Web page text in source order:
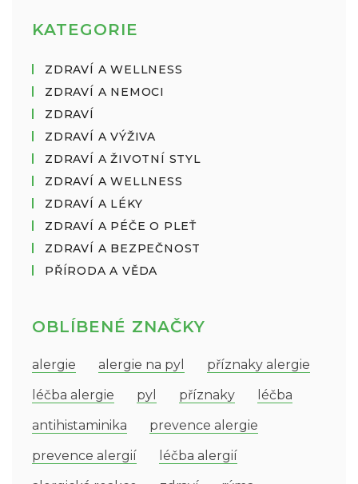
KATEGORIE
ZDRAVÍ A WELLNESS
ZDRAVÍ A NEMOCI
ZDRAVÍ
ZDRAVÍ A VÝŽIVA
ZDRAVÍ A ŽIVOTNÍ STYL
ZDRAVÍ A WELLNESS
ZDRAVÍ A LÉKY
ZDRAVÍ A PÉČE O PLEŤ
ZDRAVÍ A BEZPEČNOST
PŘÍRODA A VĚDA
OBLÍBENÉ ZNAČKY
alergie alergie na pyl
příznaky alergie
léčba alergie
pyl příznaky
léčba
antihistaminika
prevence alergie
prevence alergií
léčba alergií